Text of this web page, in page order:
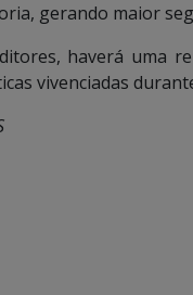
gerando maior
haverá uma
vivenciadas